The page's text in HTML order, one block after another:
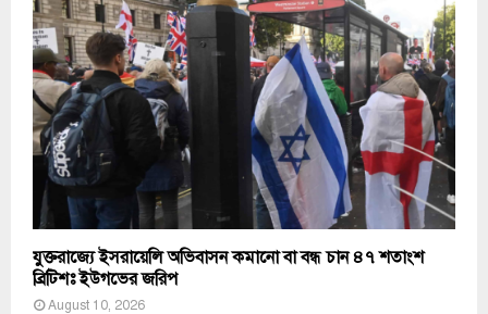
যুক্তরাজ্যে ইসরায়েলি অভিবাসন কমানো বা বন্ধ চান ৪৭ শতাংশ
ব্রিটিশঃ ইউগভের জরিপ
August 10, 2026